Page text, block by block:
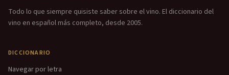
Todo lo que siempre quisiste saber sobre el vino. El diccionario del
vino en español más completo, desde 2005.
DICCIONARIO
Navegar por letra